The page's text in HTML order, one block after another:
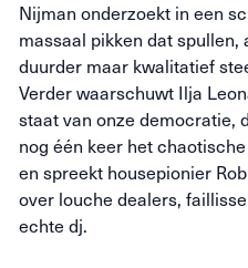
Nijman onderzoekt in een
massaal pikken dat
duurder maar kwalitatief
Verder waarschuwt Ilja
staat van onze democratie,
nog één keer het
en spreekt housepionier
over louche dealers,
echte dj.